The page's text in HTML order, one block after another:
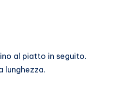
al piatto in seguito.
lunghezza.